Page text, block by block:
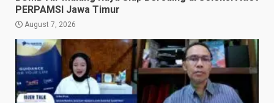
PERPAMSI Jawa Timur
August 7, 2026